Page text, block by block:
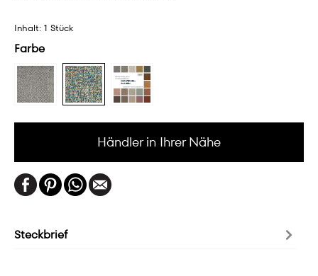
Inhalt: 1 Stück
Farbe
Händler in Ihrer Nähe
Steckbrief